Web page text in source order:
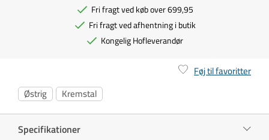
Fri fragt ved køb over 699,95
Fri fragt ved afhentning i butik
Kongelig Hofleverandør
Føj til favoritter
Østrig
Kremstal
Specifikationer